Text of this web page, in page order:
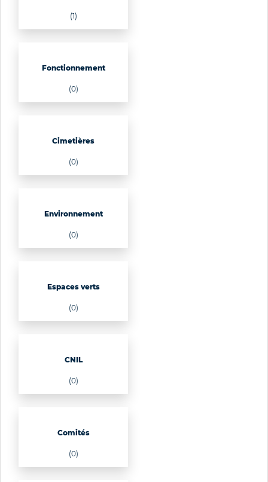
(1)
Fonctionnement
(0)
Cimetières
(0)
Environnement
(0)
Espaces verts
(0)
CNIL
(0)
Comités
(0)